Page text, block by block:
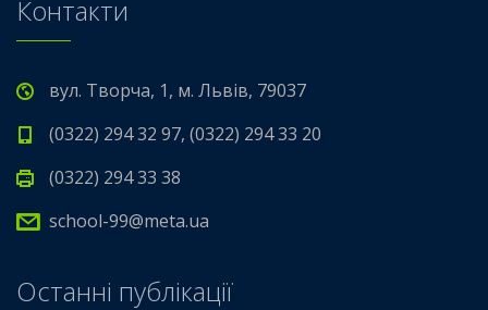
Контакти
вул. Творча, 1, м. Львів, 79037
(0322) 294 32 97, (0322) 294 33 20
(0322) 294 33 38
school-99@meta.ua
Останні публікації